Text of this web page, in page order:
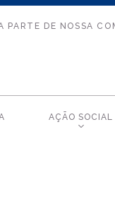
PARTE DE NOSSA
AÇÃO SOCIAL